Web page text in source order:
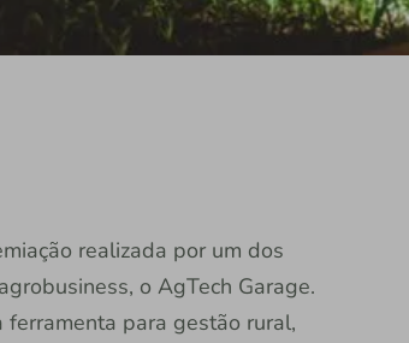
realizada por um dos
o AgTech Garage.
para gestão rural,